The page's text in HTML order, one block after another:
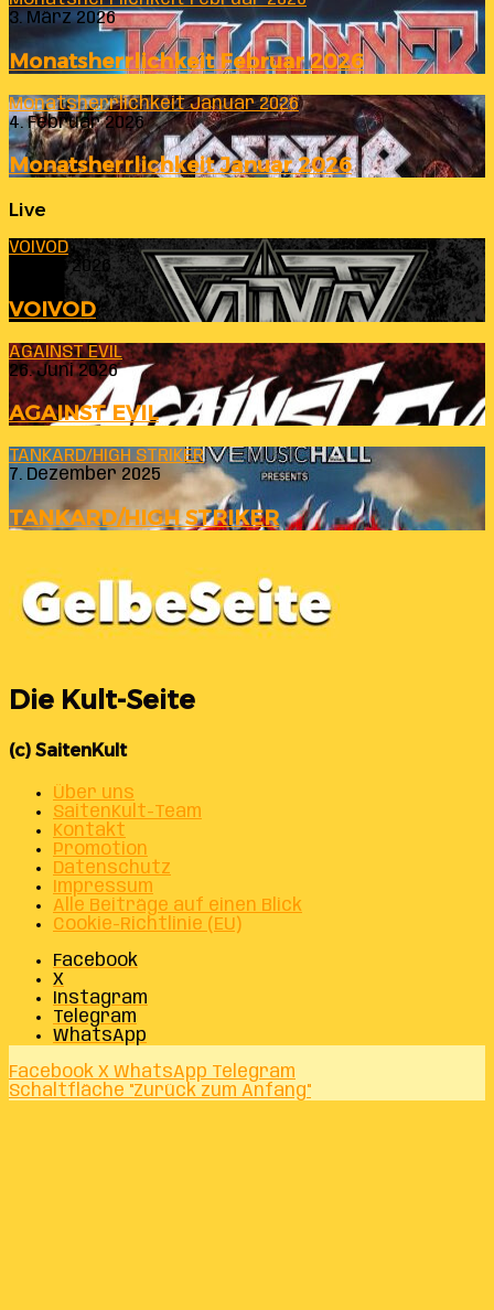
3. März 2026
Monatsherrlichkeit Februar 2026
Monatsherrlichkeit Januar 2026
4. Februar 2026
Monatsherrlichkeit Januar 2026
Live
VOIVOD
23. Juli 2026
VOIVOD
AGAINST EVIL
26. Juni 2026
AGAINST EVIL
TANKARD/HIGH STRIKER
7. Dezember 2025
TANKARD/HIGH STRIKER
Die Kult-Seite
(c) SaitenKult
Über uns
SaitenKult-Team
Kontakt
Promotion
Datenschutz
Impressum
Alle Beiträge auf einen Blick
Cookie-Richtlinie (EU)
Facebook
X
Instagram
Telegram
WhatsApp
Facebook X WhatsApp Telegram
Schaltfläche "Zurück zum Anfang"